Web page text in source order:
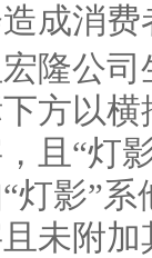
成消
隆公司
方以横
且“灯
灯影”
未附